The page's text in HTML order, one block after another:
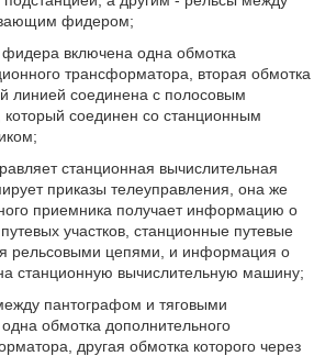
фидером;
включена одна обмотка
трансформатора, вторая обмотка
линией соединена с полосовым
соединен со станционным
станционная вычислительная
приказы телеуправления, она же
приемника получает информацию о
участков, станционные путевые
рельсовыми цепями, и информация о
станционную вычислительную машину;
пантографом и тяговыми
обмотка дополнительного
другая обмотка которого через